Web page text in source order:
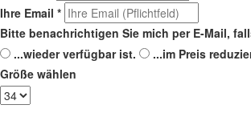
Ihre Email *
Bitte benachrichtigen Sie mich per E-Mail,
...wieder verfügbar ist.
...im Preis
Größe wählen